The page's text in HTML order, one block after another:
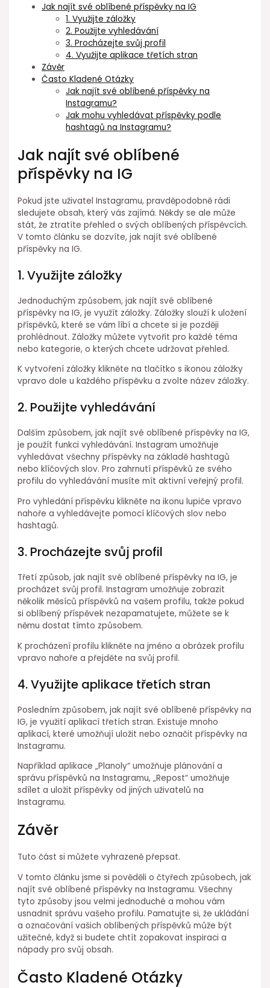
Jak najít své oblíbené příspěvky na IG
1. Využijte záložky
2. Použijte vyhledávání
3. Procházejte svůj profil
4. Využijte aplikace třetích stran
Závěr
Často Kladené Otázky
Jak najít své oblíbené příspěvky na
Instagramu?
Jak mohu vyhledávat příspěvky podle
hashtagů na Instagramu?
Jak najít své oblíbené
příspěvky na IG
Pokud jste uživatel Instagramu, pravděpodobně rádi
sledujete obsah, který vás zajímá. Někdy se ale může
stát, že ztratíte přehled o svých oblíbených příspěvcích.
V tomto článku se dozvíte, jak najít své oblíbené
příspěvky na IG.
1. Využijte záložky
Jednoduchým způsobem, jak najít své oblíbené
příspěvky na IG, je využít záložky. Záložky slouží k uložení
příspěvků, které se vám líbí a chcete si je později
prohlédnout. Záložky můžete vytvořit pro každé téma
nebo kategorie, o kterých chcete udržovat přehled.
K vytvoření záložky klikněte na tlačítko s ikonou záložky
vpravo dole u každého příspěvku a zvolte název záložky.
2. Použijte vyhledávání
Dalším způsobem, jak najít své oblíbené příspěvky na IG,
je použít funkci vyhledávání. Instagram umožňuje
vyhledávat všechny příspěvky na základě hashtagů
nebo klíčových slov. Pro zahrnutí příspěvků ze svého
profilu do vyhledávání musíte mít aktivní veřejný profil.
Pro vyhledání příspěvku klikněte na ikonu lupiče vpravo
nahoře a vyhledávejte pomocí klíčových slov nebo
hashtagů.
3. Procházejte svůj profil
Třetí způsob, jak najít své oblíbené příspěvky na IG, je
procházet svůj profil. Instagram umožňuje zobrazit
několik měsíců příspěvků na vašem profilu, takže pokud
si oblíbený příspěvek nezapamatujete, můžete se k
němu dostat tímto způsobem.
K procházení profilu klikněte na jméno a obrázek profilu
vpravo nahoře a přejděte na svůj profil.
4. Využijte aplikace třetích stran
Posledním způsobem, jak najít své oblíbené příspěvky na
IG, je využití aplikací třetích stran. Existuje mnoho
aplikací, které umožňují uložit nebo označit příspěvky na
Instagramu.
Například aplikace „Planoly“ umožňuje plánování a
správu příspěvků na Instagramu, „Repost“ umožňuje
sdílet a uložit příspěvky od jiných uživatelů na
Instagramu.
Závěr
Tuto část si můžete vyhrazeně přepsat.
V tomto článku jsme si pověděli o čtyřech způsobech, jak
najít své oblíbené příspěvky na Instagramu. Všechny
tyto způsoby jsou velmi jednoduché a mohou vám
usnadnit správu vašeho profilu. Pamatujte si, že ukládání
a označování vašich oblíbených příspěvků může být
užitečné, když si budete chtít zopakovat inspiraci a
nápady pro svůj obsah.
Často Kladené Otázky